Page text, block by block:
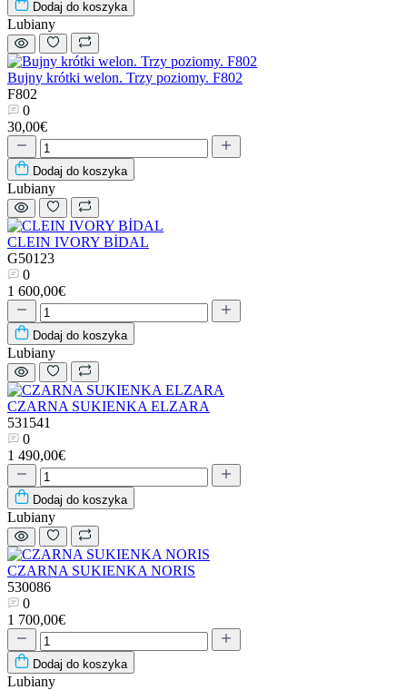
Dodaj do koszyka
Lubiany
Bujny krótki welon. Trzy poziomy. F802
F802
0
30,00€
Dodaj do koszyka
Lubiany
CLEIN IVORY BİDAL
G50123
0
1 600,00€
Dodaj do koszyka
Lubiany
CZARNA SUKIENKA ELZARA
531541
0
1 490,00€
Dodaj do koszyka
Lubiany
CZARNA SUKIENKA NORIS
530086
0
1 700,00€
Dodaj do koszyka
Lubiany